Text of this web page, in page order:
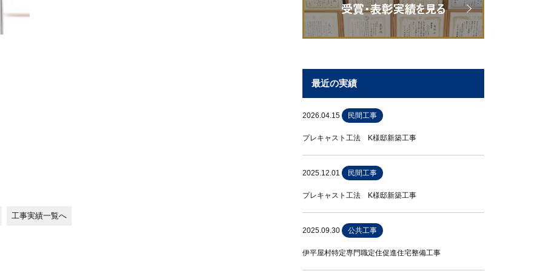
工事実績一覧へ
最近の実績
2026.04.15 民間工事
プレキャスト工法 K様邸新築工事
2025.12.01 民間工事
プレキャスト工法 K様邸新築工事
2025.09.30 公共工事
伊平屋村特定専門職定住促進住宅整備工事